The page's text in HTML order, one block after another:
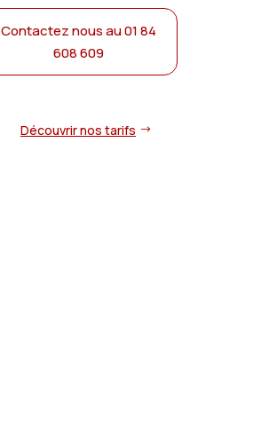
Contactez nous au 01 84
608 609
Découvrir nos tarifs